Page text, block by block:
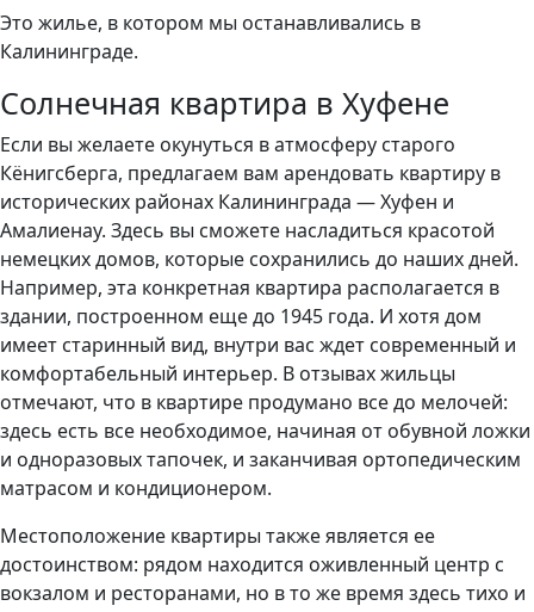
Это жилье, в котором мы останавливались в
Калининграде.
Солнечная квартира в Хуфене
Если вы желаете окунуться в атмосферу старого
Кёнигсберга, предлагаем вам арендовать квартиру в
исторических районах Калининграда — Хуфен и
Амалиенау. Здесь вы сможете насладиться красотой
немецких домов, которые сохранились до наших дней.
Например, эта конкретная квартира располагается в
здании, построенном еще до 1945 года. И хотя дом
имеет старинный вид, внутри вас ждет современный и
комфортабельный интерьер. В отзывах жильцы
отмечают, что в квартире продумано все до мелочей:
здесь есть все необходимое, начиная от обувной ложки
и одноразовых тапочек, и заканчивая ортопедическим
матрасом и кондиционером.
Местоположение квартиры также является ее
достоинством: рядом находится оживленный центр с
вокзалом и ресторанами, но в то же время здесь тихо и